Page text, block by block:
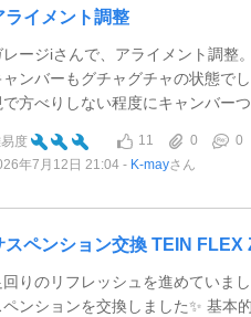
ライメント調整
レージiさんで、アライメント調
ャンバーもグチャグチャの状態で
で方べりしない程度にキャンバーつ
度 11 0
0
年7月12日 21:04
K-mayさん
スペンション交換 TEIN FLEX
回りのリフレッシュを進めていま
ペンションを交換しました✨ 基本